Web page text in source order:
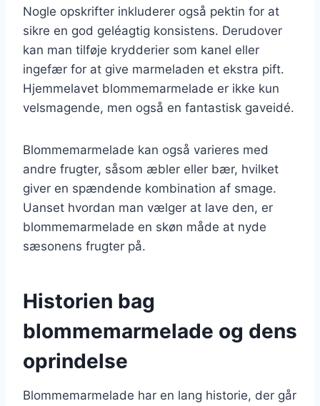
Nogle opskrifter inkluderer også pektin for at
sikre en god geléagtig konsistens. Derudover
kan man tilføje krydderier som kanel eller
ingefær for at give marmeladen et ekstra pift.
Hjemmelavet blommemarmelade er ikke kun
velsmagende, men også en fantastisk gaveidé.
Blommemarmelade kan også varieres med
andre frugter, såsom æbler eller bær, hvilket
giver en spændende kombination af smage.
Uanset hvordan man vælger at lave den, er
blommemarmelade en skøn måde at nyde
sæsonens frugter på.
Historien bag
blommemarmelade og dens
oprindelse
Blommemarmelade har en lang historie, der går